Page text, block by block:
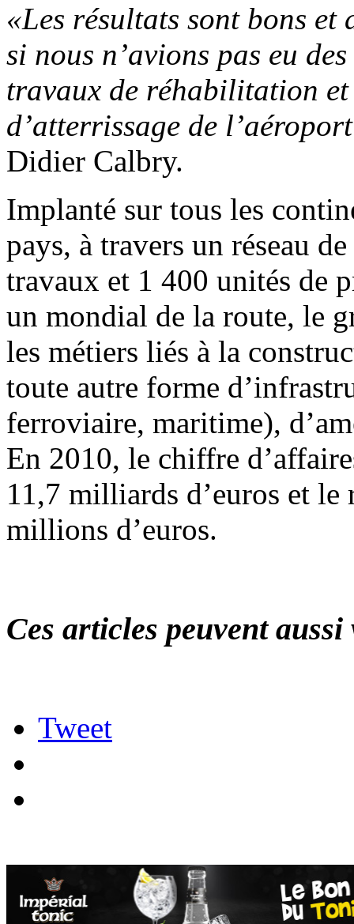
«Les résultats sont bons
si nous n’avions pas eu
travaux de réhabilitation
d’atterrissage de
Didier Calbry.
Implanté sur tous les
pays, à travers un réseau
travaux et 1 400 unités de
un mondial de la route, le
les métiers liés à la
toute autre forme
ferroviaire, maritime),
En 2010, le chiffre
11,7 milliards d’euros et
millions d’euros.
Ces articles peuvent
Tweet